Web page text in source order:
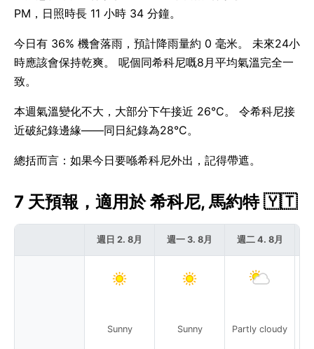
PM，日照時長 11 小時 34 分鐘。
今日有 36% 機會落雨，預計降雨量約 0 毫米。 未來24小
時應該會保持乾爽。 呢個同希科尼嘅8月平均氣溫完全一
致。
本週氣溫變化不大，大部分下午接近 26°C。 令希科尼接
近破紀錄邊緣——同日紀錄為28°C。
總括而言：如果今日要喺希科尼外出，記得帶遮。
7 天預報，適用於 希科尼, 馬約特 🇾🇹
週日 2. 8月
Sunny
週一 3. 8月
Sunny
週二 4. 8月
Partly cloudy